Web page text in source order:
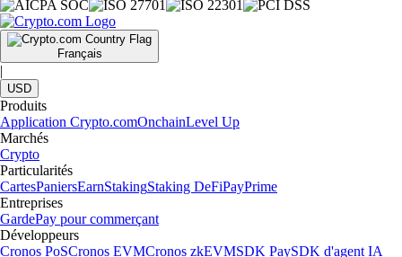
Français
|
USD
Produits
Application Crypto.comOnchainLevel Up
Marchés
Crypto
Particularités
CartesPaniersEarnStakingStaking DeFiPayPrime
Entreprises
GardePay pour commerçant
Développeurs
Cronos PoSCronos EVMCronos zkEVMSDK PaySDK d'agent IA